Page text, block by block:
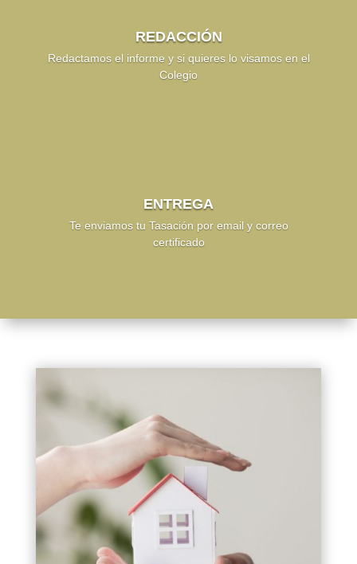
REDACCIÓN
Redactamos el informe y si quieres lo visamos en el
Colegio
ENTREGA
Te enviamos tu Tasación por email y correo
certificado